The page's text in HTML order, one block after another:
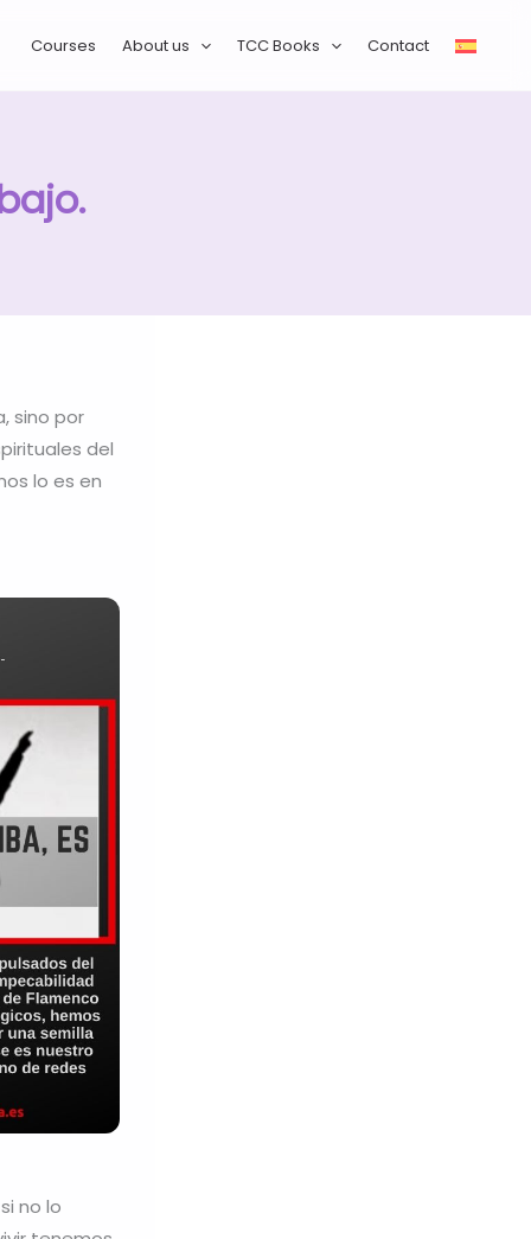
Courses About us TCC Books Contact
sino por
del
lo es en
no lo